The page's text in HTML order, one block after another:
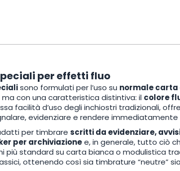
per effetti fluo
sono formulati per l’uso su normale
ma con una caratteristica distintiva: il colore
facilità d’uso degli inchiostri tradizionali,
evidenziare e rendere
per timbrare scritti da evidenziare,
per archiviazionee, in generale, tutto ciò
più standard su carta bianca o modulistica
ottenendo così sia timbrature “neutre”